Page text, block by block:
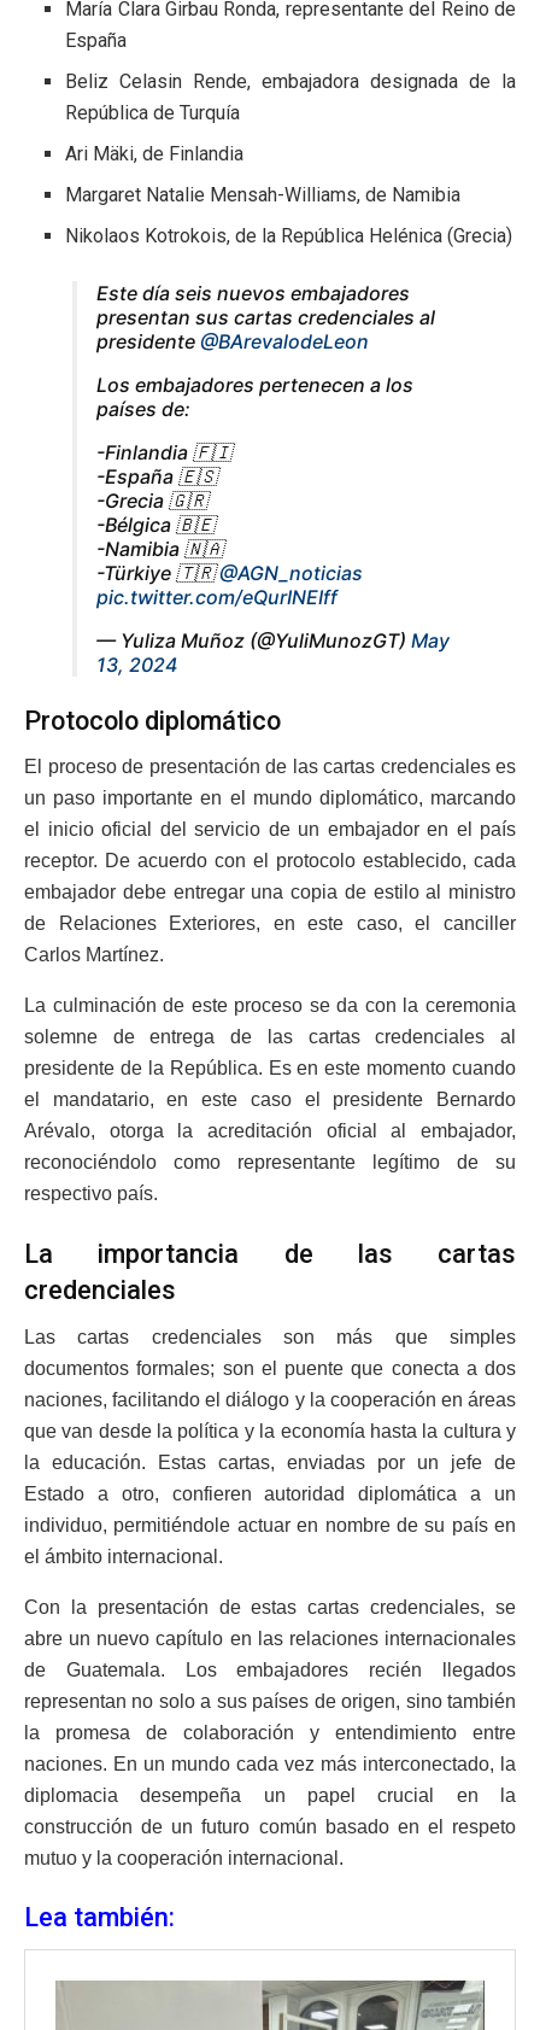
María Clara Girbau Ronda, representante del Reino de
España
Beliz Celasin Rende, embajadora designada de la
República de Turquía
Ari Mäki, de Finlandia
Margaret Natalie Mensah-Williams, de Namibia
Nikolaos Kotrokois, de la República Helénica (Grecia)
Este día seis nuevos embajadores
presentan sus cartas credenciales al
presidente @BArevalodeLeon
Los embajadores pertenecen a los
países de:
-Finlandia 🇫🇮
-España 🇪🇸
-Grecia 🇬🇷
-Bélgica 🇧🇪
-Namibia 🇳🇦
-Türkiye 🇹🇷@AGN_noticias
pic.twitter.com/eQurINEIff
— Yuliza Muñoz (@YuliMunozGT) May
13, 2024
Protocolo diplomático
El proceso de presentación de las cartas credenciales es
un paso importante en el mundo diplomático, marcando
el inicio oficial del servicio de un embajador en el país
receptor. De acuerdo con el protocolo establecido, cada
embajador debe entregar una copia de estilo al ministro
de Relaciones Exteriores, en este caso, el canciller
Carlos Martínez.
La culminación de este proceso se da con la ceremonia
solemne de entrega de las cartas credenciales al
presidente de la República. Es en este momento cuando
el mandatario, en este caso el presidente Bernardo
Arévalo, otorga la acreditación oficial al embajador,
reconociéndolo como representante legítimo de su
respectivo país.
La importancia de las cartas
credenciales
Las cartas credenciales son más que simples
documentos formales; son el puente que conecta a dos
naciones, facilitando el diálogo y la cooperación en áreas
que van desde la política y la economía hasta la cultura y
la educación. Estas cartas, enviadas por un jefe de
Estado a otro, confieren autoridad diplomática a un
individuo, permitiéndole actuar en nombre de su país en
el ámbito internacional.
Con la presentación de estas cartas credenciales, se
abre un nuevo capítulo en las relaciones internacionales
de Guatemala. Los embajadores recién llegados
representan no solo a sus países de origen, sino también
la promesa de colaboración y entendimiento entre
naciones. En un mundo cada vez más interconectado, la
diplomacia desempeña un papel crucial en la
construcción de un futuro común basado en el respeto
mutuo y la cooperación internacional.
Lea también: